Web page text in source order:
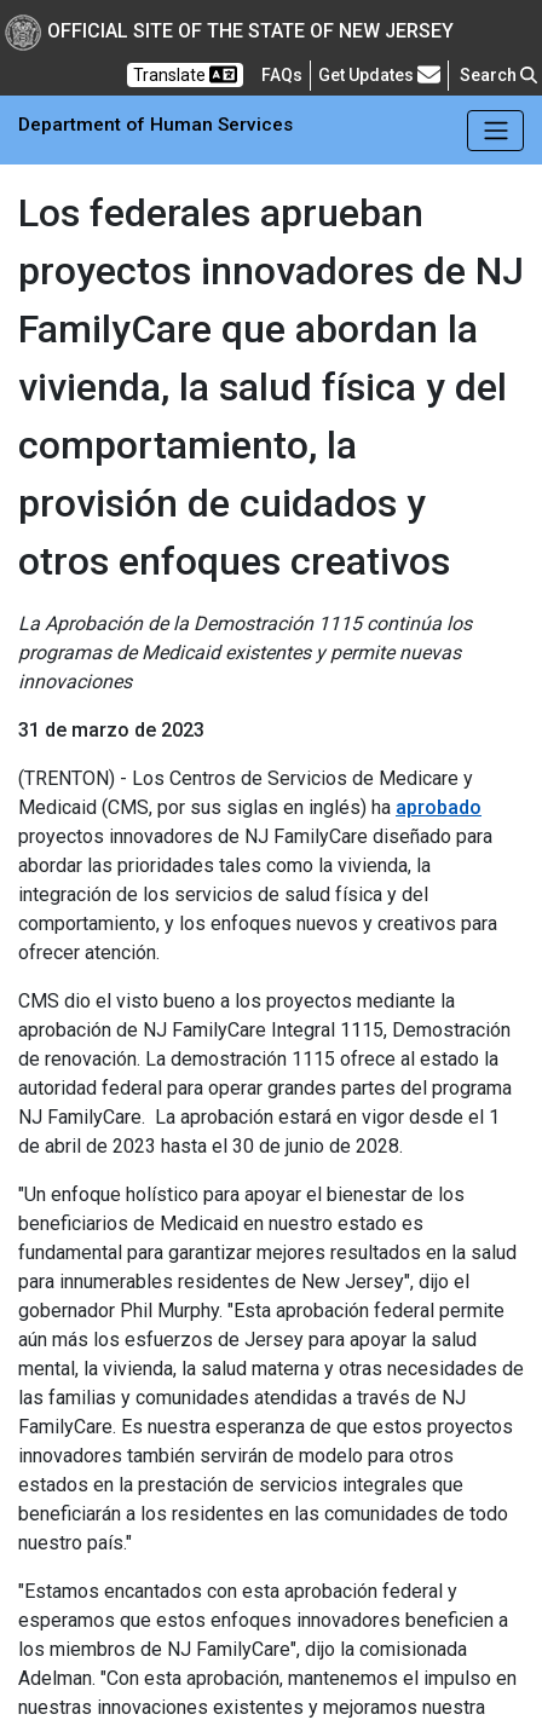
New Jersey
Skip to main Content
OFFICIAL SITE OF THE STATE OF NEW JERSEY
Translate FAQs Frequently Asked Questions
Get Updates Search
Department of Human Services
Los federales aprueban
proyectos innovadores de NJ
FamilyCare que abordan la
vivienda, la salud física y del
comportamiento, la
provisión de cuidados y
otros enfoques creativos
La Aprobación de la Demostración 1115 continúa los
programas de Medicaid existentes y permite nuevas
innovaciones
31 de marzo de 2023
(TRENTON) - Los Centros de Servicios de Medicare y
Medicaid (CMS, por sus siglas en inglés) ha aprobado
proyectos innovadores de NJ FamilyCare diseñado para
abordar las prioridades tales como la vivienda, la
integración de los servicios de salud física y del
comportamiento, y los enfoques nuevos y creativos para
ofrecer atención.
CMS dio el visto bueno a los proyectos mediante la
aprobación de NJ FamilyCare Integral 1115, Demostración
de renovación. La demostración 1115 ofrece al estado la
autoridad federal para operar grandes partes del programa
NJ FamilyCare. La aprobación estará en vigor desde el 1
de abril de 2023 hasta el 30 de junio de 2028.
"Un enfoque holístico para apoyar el bienestar de los
beneficiarios de Medicaid en nuestro estado es
fundamental para garantizar mejores resultados en la salud
para innumerables residentes de New Jersey", dijo el
gobernador Phil Murphy. "Esta aprobación federal permite
aún más los esfuerzos de Jersey para apoyar la salud
mental, la vivienda, la salud materna y otras necesidades de
las familias y comunidades atendidas a través de NJ
FamilyCare. Es nuestra esperanza de que estos proyectos
innovadores también servirán de modelo para otros
estados en la prestación de servicios integrales que
beneficiarán a los residentes en las comunidades de todo
nuestro país."
"Estamos encantados con esta aprobación federal y
esperamos que estos enfoques innovadores beneficien a
los miembros de NJ FamilyCare", dijo la comisionada
Adelman. "Con esta aprobación, mantenemos el impulso en
nuestras innovaciones existentes y mejoramos nuestra